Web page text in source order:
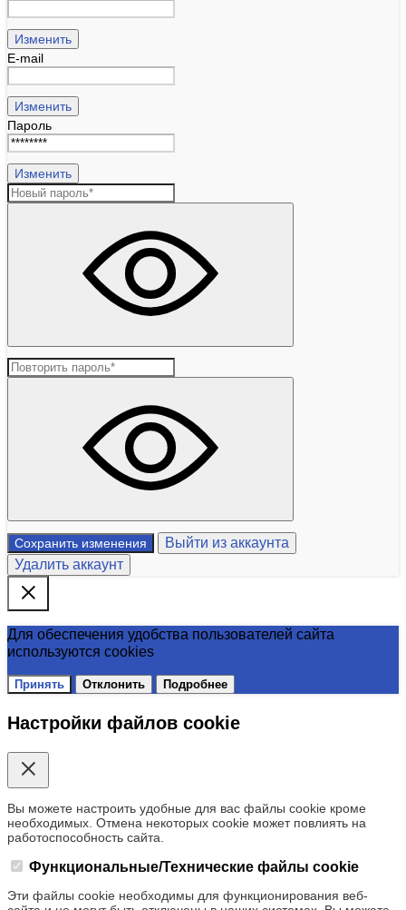
Изменить
E-mail
Изменить
Пароль
Изменить
Сохранить изменения
Выйти из аккаунта
Удалить аккаунт
Для обеспечения удобства пользователей сайта
используются cookies
Принять Отклонить Подробнее
Настройки файлов cookie
Вы можете настроить удобные для вас файлы cookie кроме
необходимых. Отмена некоторых cookie может повлиять на
работоспособность сайта.
Функциональные/Технические файлы cookie
Эти файлы cookie необходимы для функционирования веб-